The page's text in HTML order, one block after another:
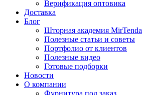
Верификация оптовика
Доставка
Блог
Шторная академия MirTenda
Полезные статьи и советы
Портфолио от клиентов
Полезные видео
Готовые подборки
Новости
О компании
Фурнитура под заказ